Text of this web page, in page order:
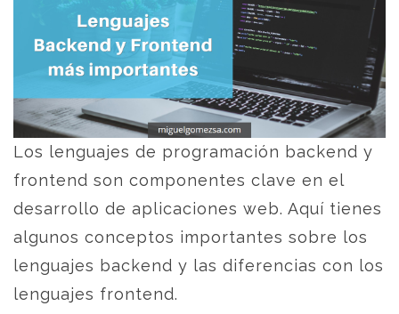
Los lenguajes de programación backend y
frontend son componentes clave en el
desarrollo de aplicaciones web. Aquí tienes
algunos conceptos importantes sobre los
lenguajes backend y las diferencias con los
lenguajes frontend.